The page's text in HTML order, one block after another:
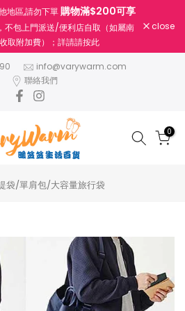
地區,請勿下單購物滿$200可享
不包上門派送/便利店自取（如屬南
取附加費）；詳請請按此
close
info@varywarm.com
聯絡我們
0
袋/單肩包/大容量旅行袋